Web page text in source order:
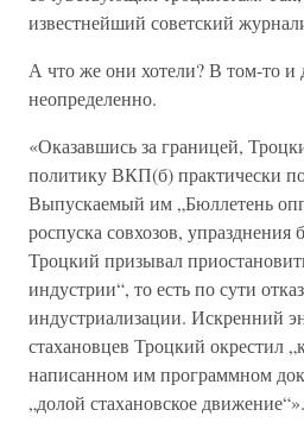
известнейший советский
А что же они хотели? В том-то и
неопределенно.
«Оказавшись за границей,
политику ВКП(б) практически
Выпускаемый им „Бюллетень
роспуска совхозов, упразднения
Троцкий призывал
индустрии“, то есть по сути
индустриализации. Искренний
стахановцев Троцкий окрестил
написанном им программном
„долой стахановское движение“».